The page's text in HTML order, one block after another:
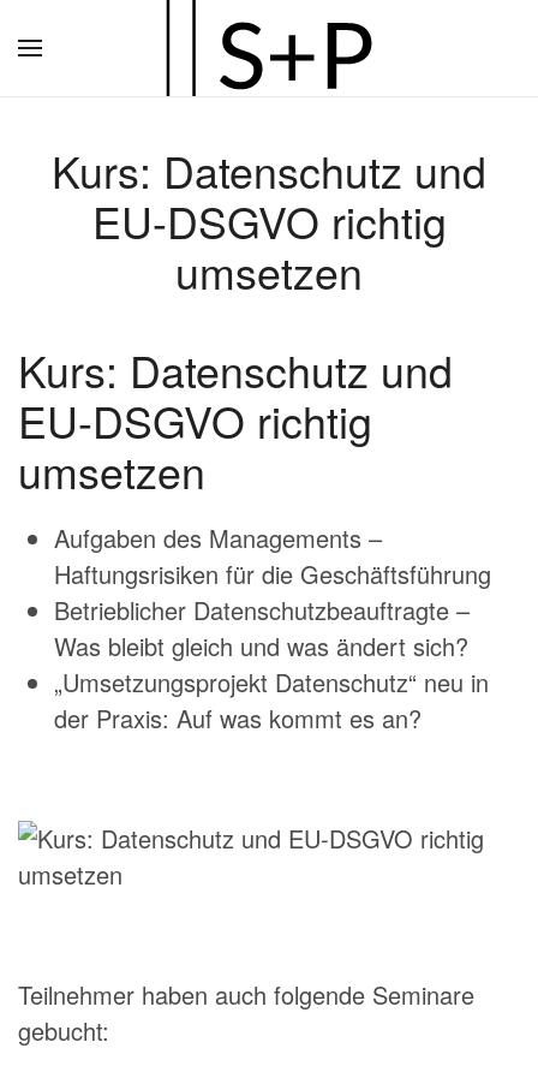
Hauptinhalt
Kurs: Datenschutz und
EU-DSGVO richtig
umsetzen
Kurs: Datenschutz und
EU-DSGVO richtig
umsetzen
Aufgaben des Managements –
Haftungsrisiken für die Geschäftsführung
Betrieblicher Datenschutzbeauftragte –
Was bleibt gleich und was ändert sich?
„Umsetzungsprojekt Datenschutz“ neu in
der Praxis: Auf was kommt es an?
Teilnehmer haben auch folgende Seminare
gebucht: